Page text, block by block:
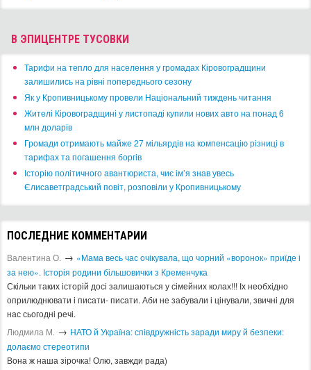
В ЭПИЦЕНТРЕ ТУСОВКИ
​Тарифи на тепло для населення у громадах Кіровоградщини
залишились на рівні попереднього сезону
​Як у Кропивницькому провели Національний тиждень читання
​Жителі Кіровоградщині у листопаді купили нових авто на понад 6
млн доларів
​Громади отримають майже 27 мільярдів на компенсацію різниці в
тарифах та погашення боргів
Історію політичного авантюриста, чиє ім’я знав увесь
Єлисаветградський повіт, розповіли у Кропивницькому
ПОСЛЕДНИЕ КОММЕНТАРИИ
Валентина О. → «Мама весь час очікувала, що чорний «воронок» приїде і
за нею». Історія родини більшовички з Кременчука
Скільки таких історій досі залишаються у сімейних колах!!! Іх необхідно
оприлюднювати і писати- писати. Аби не забували і цінували, звичні для
нас сьогодні речі.
Людмила М. → ​НАТО й Україна: співдружність заради миру й безпеки:
долаємо стереотипи
Вона ж наша зірочка! Олю, завжди рада)